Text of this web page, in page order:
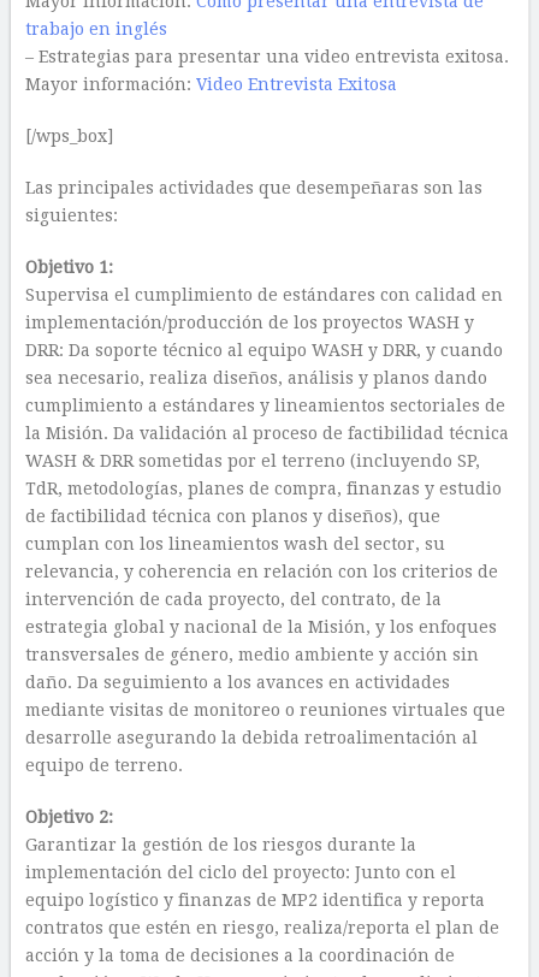
trabajo en inglés
– Estrategias para presentar una video entrevista exitosa.
Mayor información: Video Entrevista Exitosa
[/wps_box]
Las principales actividades que desempeñaras son las
siguientes:
Objetivo 1:
Supervisa el cumplimiento de estándares con calidad en
implementación/producción de los proyectos WASH y
DRR: Da soporte técnico al equipo WASH y DRR, y cuando
sea necesario, realiza diseños, análisis y planos dando
cumplimiento a estándares y lineamientos sectoriales de
la Misión. Da validación al proceso de factibilidad técnica
WASH & DRR sometidas por el terreno (incluyendo SP,
TdR, metodologías, planes de compra, finanzas y estudio
de factibilidad técnica con planos y diseños), que
cumplan con los lineamientos wash del sector, su
relevancia, y coherencia en relación con los criterios de
intervención de cada proyecto, del contrato, de la
estrategia global y nacional de la Misión, y los enfoques
transversales de género, medio ambiente y acción sin
daño. Da seguimiento a los avances en actividades
mediante visitas de monitoreo o reuniones virtuales que
desarrolle asegurando la debida retroalimentación al
equipo de terreno.
Objetivo 2:
Garantizar la gestión de los riesgos durante la
implementación del ciclo del proyecto: Junto con el
equipo logístico y finanzas de MP2 identifica y reporta
contratos que estén en riesgo, realiza/reporta el plan de
acción y la toma de decisiones a la coordinación de